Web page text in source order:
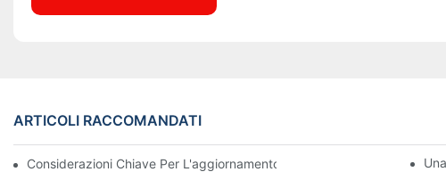
ARTICOLI RACCOMANDATI
Considerazioni Chiave Per L'aggiornamento Dei Macchinari Di